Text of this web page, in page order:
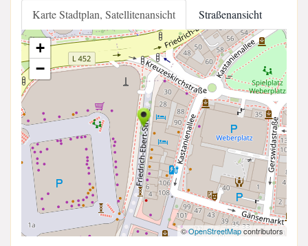
Karte Stadtplan, Satellitenansicht Straßenansicht
+
−
©OpenStreetMapcontributors